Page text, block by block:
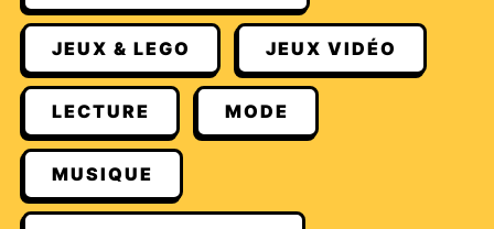
JEUX & LEGO JEUX VIDÉO
LECTURE MODE
MUSIQUE